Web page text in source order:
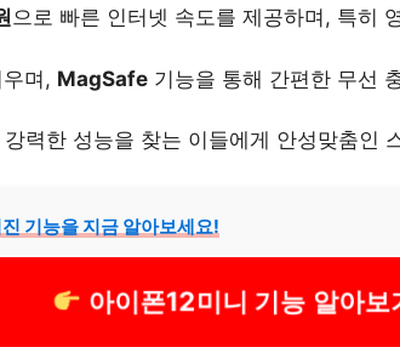
으로 빠른 인터넷 속도를 제공하며, 특히
며, MagSafe 기능을 통해 간편한 무선
력한 성능을 찾는 이들에게 안성맞춤인
기능을 지금 알아보세요!
아이폰12미니 기능 알아보